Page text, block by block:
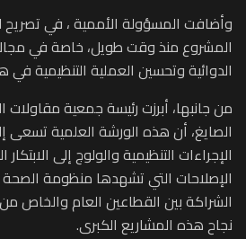
وأضافت المسؤولة الأممية ، في تصريح
المشروع منذ وقت طويل، خاصة في
الدوائية وتحسين العملية التنظيمية في
من جانبها، أبرزت رئيسة جمعية مقاولات
الصايغ، أن هذه الورشة العلمية
الإجراءات التنظيمية والولوج إلى
الإصلاحات التي تشهدها منظومة
الشراكة بين القطاعين العام والخاص
نجاح هذه المشاريع الكبرى.